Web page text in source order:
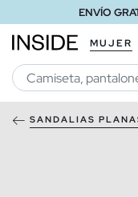
ENVÍO
MUJER
SANDALIAS